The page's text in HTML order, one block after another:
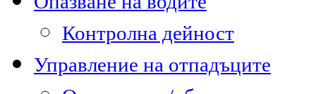
Контролна дейност
Управление на отпадъците